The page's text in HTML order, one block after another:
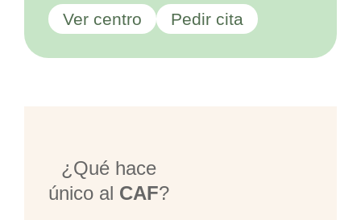
Ver centro Pedir cita
¿Qué hace
único al CAF?